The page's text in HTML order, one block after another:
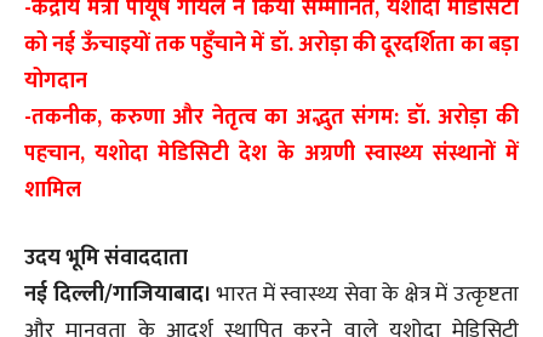
-केंद्रीय मंत्री पीयूष गोयल ने किया सम्मानित, यशोदा मेडिसिटी
को नई ऊँचाइयों तक पहुँचाने में डॉ. अरोड़ा की दूरदर्शिता का बड़ा
योगदान
-तकनीक, करुणा और नेतृत्व का अद्भुत संगम: डॉ. अरोड़ा की
पहचान, यशोदा मेडिसिटी देश के अग्रणी स्वास्थ्य संस्थानों में
शामिल
उदय भूमि संवाददाता
नई दिल्ली/गाजियाबाद।भारत में स्वास्थ्य सेवा के क्षेत्र में उत्कृष्टता